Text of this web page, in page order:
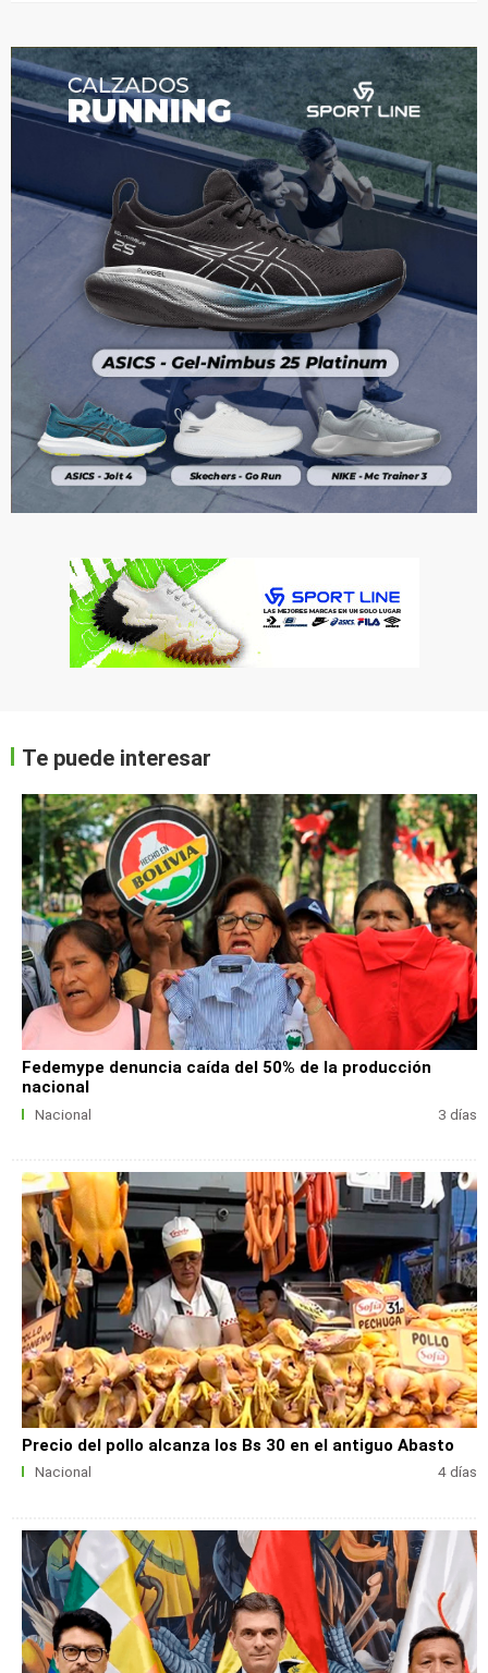
Te puede interesar
Fedemype denuncia caída del 50% de la producción
nacional
Nacional 3 días
Precio del pollo alcanza los Bs 30 en el antiguo Abasto
Nacional 4 días